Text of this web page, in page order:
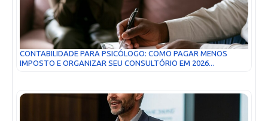
CONTABILIDADE PARA PSICÓLOGO: COMO PAGAR MENOS
IMPOSTO E ORGANIZAR SEU CONSULTÓRIO EM 2026...